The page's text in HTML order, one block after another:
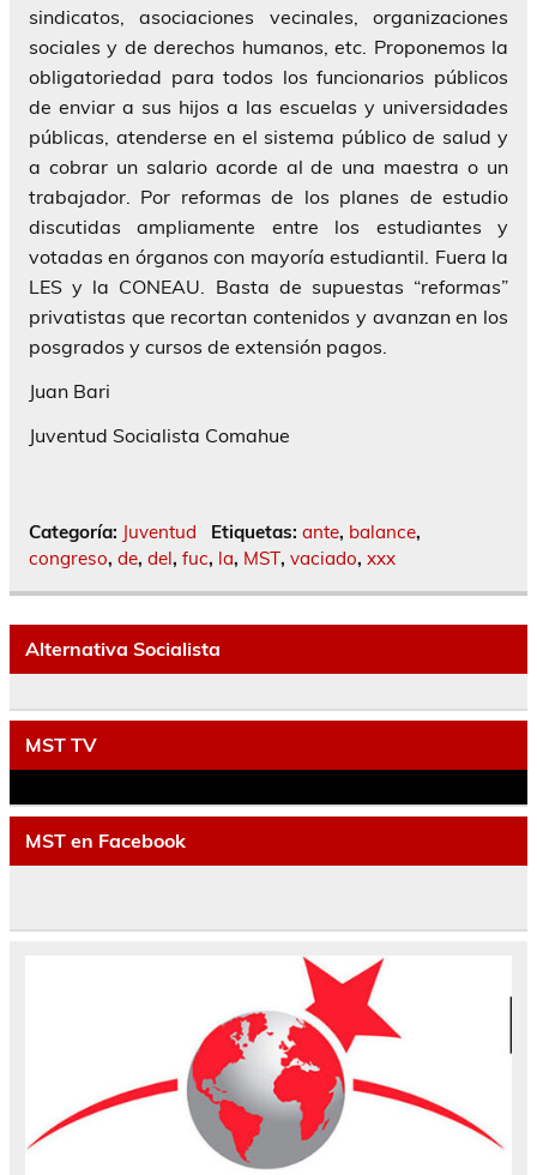
sindicatos, asociaciones vecinales, organizaciones
sociales y de derechos humanos, etc. Proponemos la
obligatoriedad para todos los funcionarios públicos
de enviar a sus hijos a las escuelas y universidades
públicas, atenderse en el sistema público de salud y
a cobrar un salario acorde al de una maestra o un
trabajador. Por reformas de los planes de estudio
discutidas ampliamente entre los estudiantes y
votadas en órganos con mayoría estudiantil. Fuera la
LES y la CONEAU. Basta de supuestas “reformas”
privatistas que recortan contenidos y avanzan en los
posgrados y cursos de extensión pagos.
Juan Bari
Juventud Socialista Comahue
Categoría: Juventud Etiquetas: ante, balance,
congreso, de, del, fuc, la, MST, vaciado, xxx
Alternativa Socialista
MST TV
MST en Facebook